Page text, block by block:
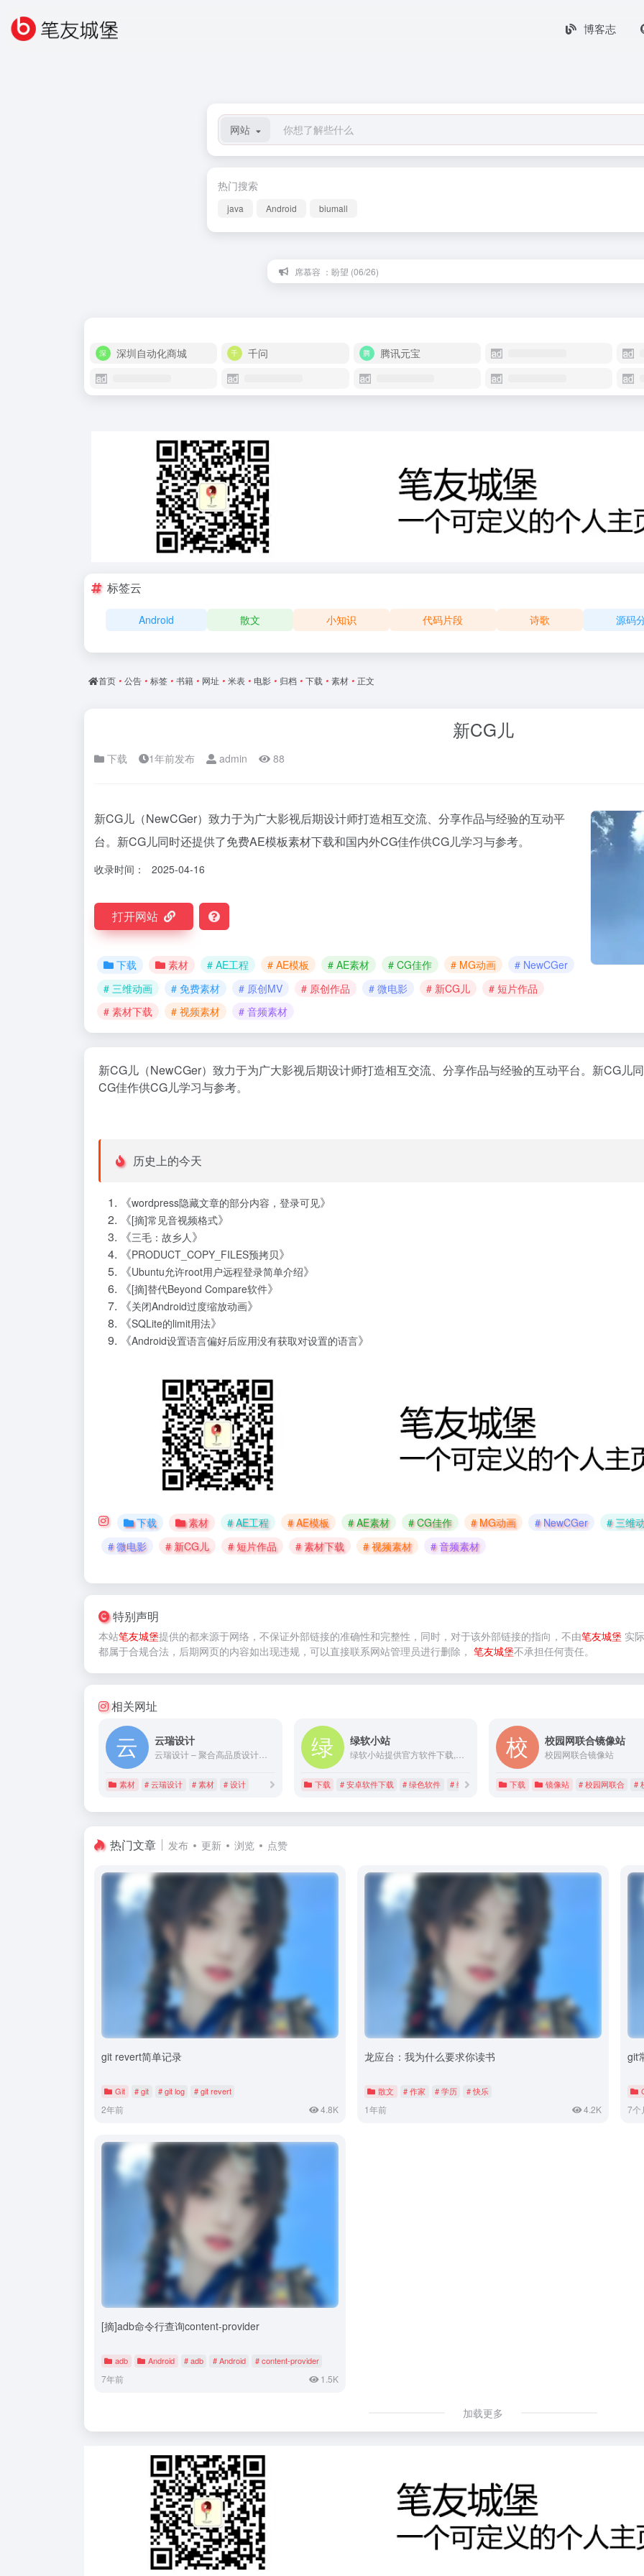
博客志
网站
热门搜索
java Android biumall
席慕容 ：盼望 (06/26)
深圳自动化商城 千问 腾讯元宝
标签云
Android 散文 小知识 代码片段 诗歌 源码
首页 • 公告 • 标签 • 书籍 • 网址 • 米表 • 电影 • 归档 • 下载 • 素材 • 正文
新CG儿
下载 1年前发布 admin 88
新CG儿（NewCGer）致力于为广大影视后期设计师打造相互交流、分享作品与经验的互动平
台。新CG儿同时还提供了免费AE模板素材下载和国内外CG佳作供CG儿学习与参考。
收录时间： 2025-04-16
打开网站
下载 素材 # AE工程 # AE模板 # AE素材 # CG佳作 # MG动画
# NewCGer
# 三维动画
# 免费素材 # 原创MV # 原创作品 # 微电影 # 新CG儿
# 短片作品
# 素材下载
# 视频素材 # 音频素材
新CG儿（NewCGer）致力于为广大影视后期设计师打造相互交流、分享作品与经验的互动平台。新CG儿
CG佳作供CG儿学习与参考。
历史上的今天
《wordpress隐藏文章的部分内容，登录可见》
《[摘]常见音视频格式》
《三毛：故乡人》
《PRODUCT_COPY_FILES预拷贝》
《Ubuntu允许root用户远程登录简单介绍》
《[摘]替代Beyond Compare软件》
《关闭Android过度缩放动画》
《SQLite的limit用法》
《Android设置语言偏好后应用没有获取对设置的语言》
下载 素材 # AE工程 # AE模板 # AE素材 # CG佳作 # MG动画 # NewCGer
# 三维
# 微电影
# 新CG儿 # 短片作品 # 素材下载 # 视频素材 # 音频素材
特别声明
本站笔友城堡提供的都来源于网络，不保证外部链接的准确性和完整性，同时，对于该外部链接的指向，不由笔友城堡 实
都属于合规合法，后期网页的内容如出现违规，可以直接联系网站管理员进行删除， 笔友城堡不承担任何责任。
相关网址
云瑞设计
素材 # 云瑞设计 # 素材 # 设计
绿软小站
下载 # 安卓软件下载 # 绿色软件 # 绿软下载
校园网联合镜像站
校园网联合镜像站
下载 镜像站 # 校园网联合 #
热门文章 发布 更新 浏览 点赞
git revert简单记录
Git # git # git log # git revert
2年前 4.8K
龙应台：我为什么要求你读书
散文 # 作家 # 学历 # 快乐
1年前 4.2K
git
7个
[摘]adb命令行查询content-provider
adb Android # adb # Android # content-provider
7年前 1.5K
加载更多